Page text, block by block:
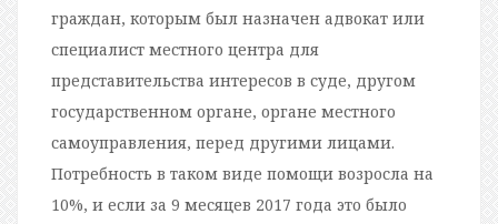
граждан, которым был назначен адвокат или
специалист местного центра для
представительства интересов в суде, другом
государственном органе, органе местного
самоуправления, перед другими лицами.
Потребность в таком виде помощи возросла на
10%, и если за 9 месяцев 2017 года это было